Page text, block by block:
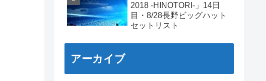
2018 -HINOTORI-」14日
目・8/28長野ビッグハット
セットリスト
アーカイブ